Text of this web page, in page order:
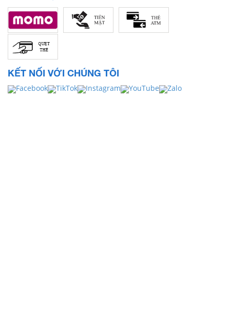
KẾT NỐI VỚI CHÚNG TÔI